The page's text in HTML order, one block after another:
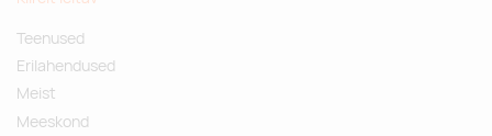
Teenused
Erilahendused
Meist
Meeskond